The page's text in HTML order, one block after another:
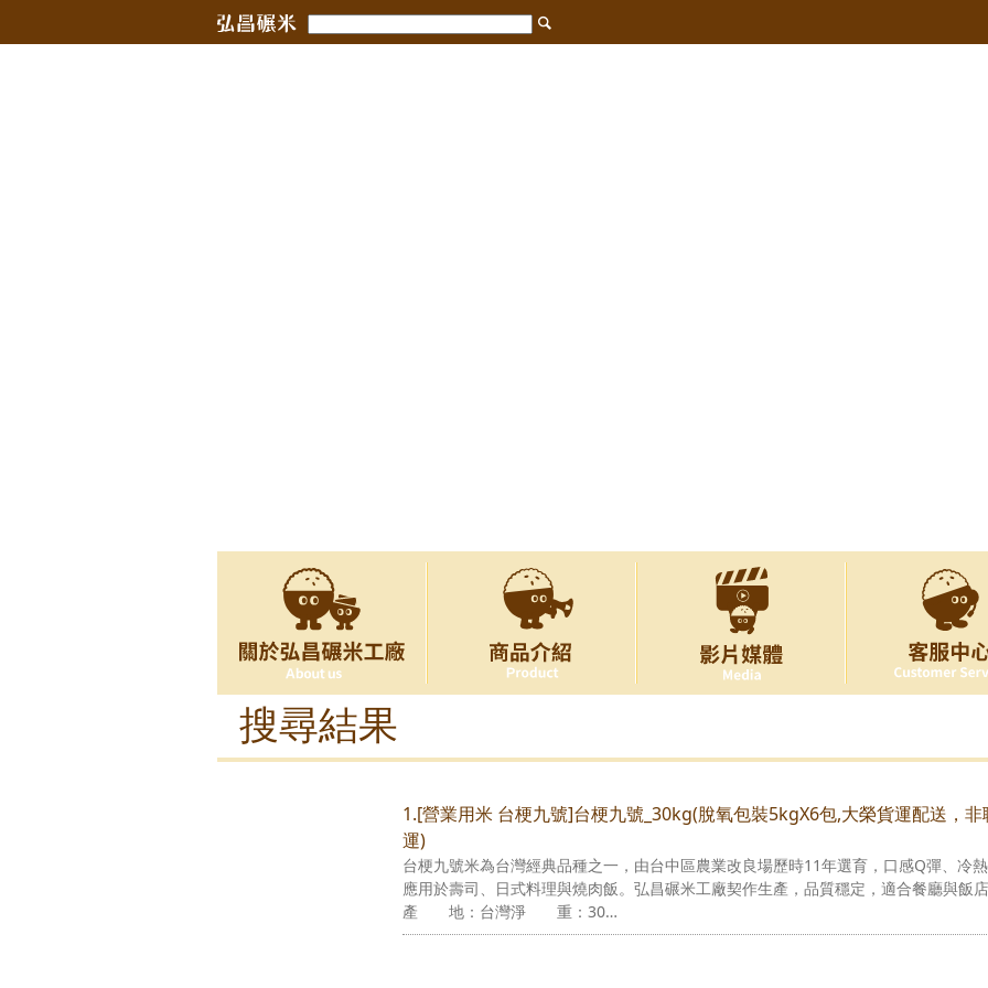
搜尋結果
1.[營業用米 台梗九號]台梗九號_30kg(脫氧包裝5kgX6包,大榮貨運配送，
運)
台梗九號米為台灣經典品種之一，由台中區農業改良場歷時11年選育，口感Q彈、冷
應用於壽司、日式料理與燒肉飯。弘昌碾米工廠契作生產，品質穩定，適合餐廳與飯店
產 地：台灣淨 重：30…